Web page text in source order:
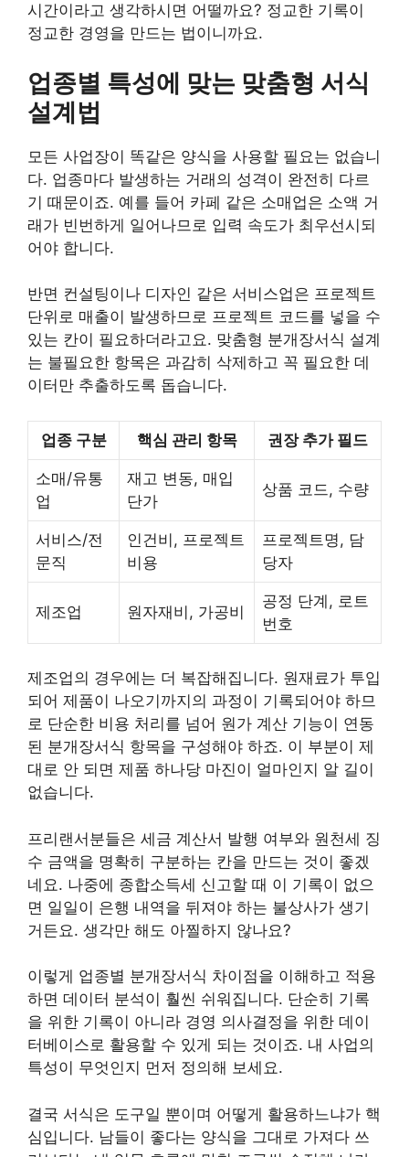
시간이라고 생각하시면 어떨까요? 정교한 기록이
정교한 경영을 만드는 법이니까요.
업종별 특성에 맞는 맞춤형 서식
설계법
모든 사업장이 똑같은 양식을 사용할 필요는 없습니
다. 업종마다 발생하는 거래의 성격이 완전히 다르
기 때문이죠. 예를 들어 카페 같은 소매업은 소액 거
래가 빈번하게 일어나므로 입력 속도가 최우선시되
어야 합니다.
반면 컨설팅이나 디자인 같은 서비스업은 프로젝트
단위로 매출이 발생하므로 프로젝트 코드를 넣을 수
있는 칸이 필요하더라고요. 맞춤형 분개장서식 설계
는 불필요한 항목은 과감히 삭제하고 꼭 필요한 데
이터만 추출하도록 돕습니다.
업종 구분 핵심 관리 항목 권장 추가 필드
소매/유통
업
재고 변동, 매입
단가
상품 코드, 수량
서비스/전
문직
인건비, 프로젝트
비용
프로젝트명, 담
당자
제조업 원자재비, 가공비
공정 단계, 로트
번호
제조업의 경우에는 더 복잡해집니다. 원재료가 투입
되어 제품이 나오기까지의 과정이 기록되어야 하므
로 단순한 비용 처리를 넘어 원가 계산 기능이 연동
된 분개장서식 항목을 구성해야 하죠. 이 부분이 제
대로 안 되면 제품 하나당 마진이 얼마인지 알 길이
없습니다.
프리랜서분들은 세금 계산서 발행 여부와 원천세 징
수 금액을 명확히 구분하는 칸을 만드는 것이 좋겠
네요. 나중에 종합소득세 신고할 때 이 기록이 없으
면 일일이 은행 내역을 뒤져야 하는 불상사가 생기
거든요. 생각만 해도 아찔하지 않나요?
이렇게 업종별 분개장서식 차이점을 이해하고 적용
하면 데이터 분석이 훨씬 쉬워집니다. 단순히 기록
을 위한 기록이 아니라 경영 의사결정을 위한 데이
터베이스로 활용할 수 있게 되는 것이죠. 내 사업의
특성이 무엇인지 먼저 정의해 보세요.
결국 서식은 도구일 뿐이며 어떻게 활용하느냐가 핵
심입니다. 남들이 좋다는 양식을 그대로 가져다 쓰